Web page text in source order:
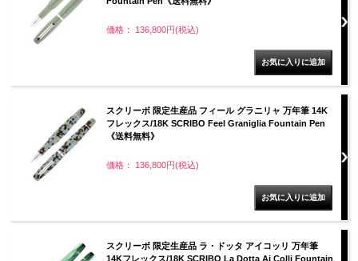
価格： 136,800円(税込)
スクリーボ 限定生産品 フィール グラニリャ 万年筆 14K
フレックス/18K SCRIBO Feel Graniglia Fountain Pen
《送料無料》
価格： 136,800円(税込)
スクリーボ 限定生産品 ラ・ドッタ アイコッリ 万年筆
14Kフレックス/18K SCRIBO La Dotta Ai Colli Fountain